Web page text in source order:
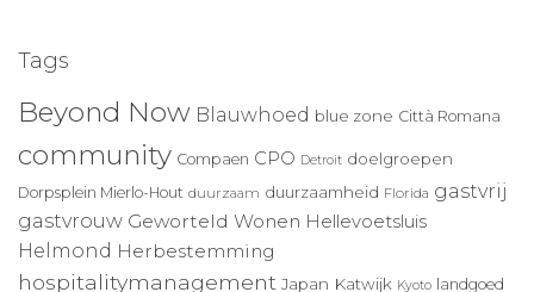
Tags
Beyond Now Blauwhoed blue zone Città Romana
community Compaen CPO Detroit doelgroepen
Dorpsplein Mierlo-Hout duurzaam duurzaamheid Florida gastvrij
gastvrouw Geworteld Wonen Hellevoetsluis
Helmond Herbestemming
hospitalitymanagement Japan Katwijk Kyoto landgoed